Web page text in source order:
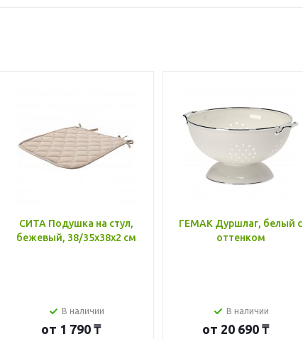
СИТА Подушка на стул,
бежевый, 38/35x38x2 см
В наличии
от 1 790 ₸
ГЕМАК Дуршлаг, белый с
оттенком
В наличии
от 20 690 ₸